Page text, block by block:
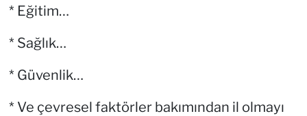
* Eğitim…
* Sağlık…
* Güvenlik…
* Ve çevresel faktörler bakımından il olmayı